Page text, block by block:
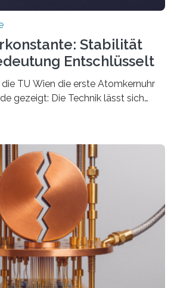
Stabilität
Entschlüsselt
TU Wien die erste Atomkernuhr
gezeigt: Die Technik lässt sich
nachzugehen. Thorium-
Das hatte man jahrzehntelang
war nach den passenden
gesucht worden, 2024 gelang
Wien mit Unterstützung
der entscheidende Durchbruch:
Thorium-Kernübergang wurde
konnte man zeigen, dass sich
nutzen lässt, um hochpräzise…